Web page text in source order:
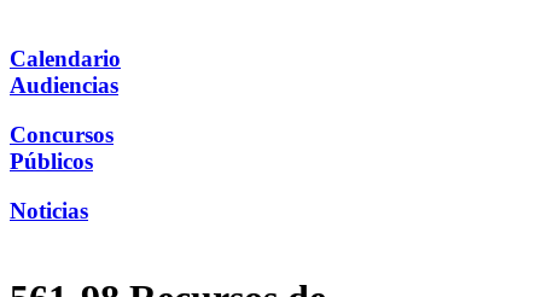
Calendario
Audiencias
Concursos
Públicos
Noticias